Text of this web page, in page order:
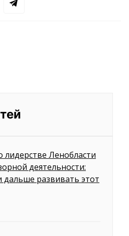
Ленобласти
деятельности:
дальше развивать этот